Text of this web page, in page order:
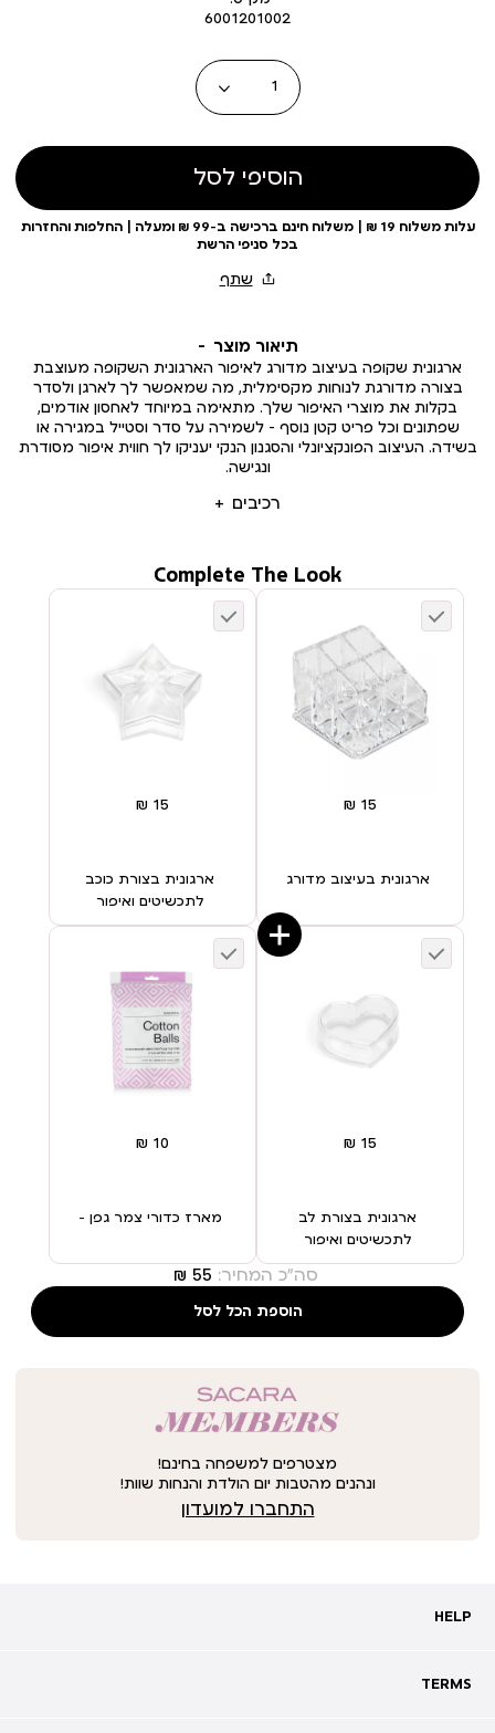
6001201002
כמות
הוסיפי לסל
עלות משלוח 19 ₪ | משלוח חינם ברכישה ב-99 ₪ ומעלה | החלפות והחזרות
בכל סניפי הרשת
תיאור מוצר
רכיבים
ארגונית שקופה בעיצוב מדורג לאיפור הארגונית השקופה מעוצבת
בצורה מדורגת לנוחות מקסימלית, מה שמאפשר לך לארגן ולסדר
בקלות את מוצרי האיפור שלך. מתאימה במיוחד לאחסון אודמים,
שפתונים וכל פריט קטן נוסף – לשמירה על סדר וסטייל במגירה או
בשידה. העיצוב הפונקציונלי והסגנון הנקי יעניקו לך חווית איפור מסודרת
ונגישה.
ארגונית בעיצוב מדורג
ארגונית בצורת כוכב
לתכשיטים ואיפור
ארגונית בצורת לב
לתכשיטים ואיפור
מארז כדורי צמר גפן –
Complete The Look
סה"כ המחיר:
הוספת הכל לסל
מצטרפים למשפחה בחינם!
ונהנים מהטבות יום הולדת והנחות שוות!
התחברו למועדון
HELP
HELP
שאלות ותשובות
TERMS
TERMS